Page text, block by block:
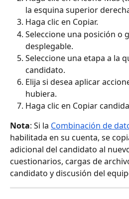
la esquina superior
Haga clic en Copiar.
Seleccione una posición o
desplegable.
Seleccione una etapa a la
candidato.
Elija si desea aplicar
hubiera.
Haga clic en Copiar
Nota: Si la Combinación de
habilitada en su cuenta, se
adicional del candidato al
cuestionarios, cargas de
candidato y discusión del